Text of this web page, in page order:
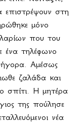
επιστρέψουν στη
μόνο
που του
ένα τηλέφωνο
Αμέσως
ζαλάδα και
σπίτι. Η μητέρα
της πούλησε
νέα